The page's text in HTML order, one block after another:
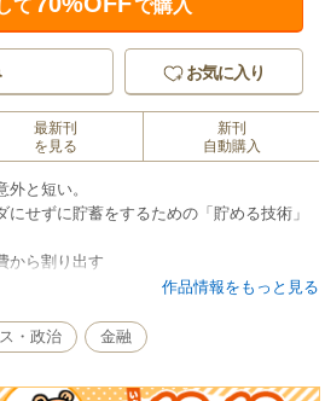
て で購入
お気に入り
最新刊
を見る
新刊
自動購入
と短い。
せずに貯蓄をするための「貯める技術」
から割り出す
見直してきたプロが、知らないと後悔す
のポイントをズバリ教えます！
作品情報をもっと見る
・政治 金融